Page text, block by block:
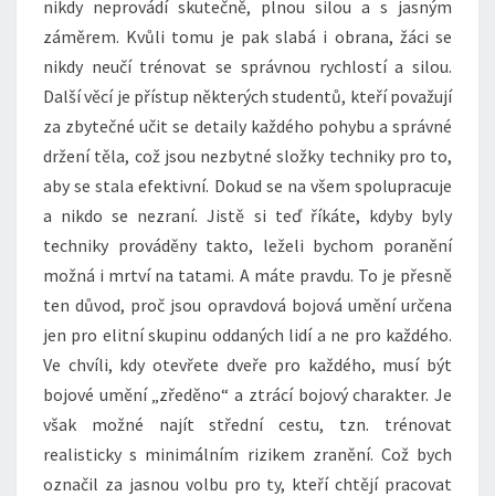
nikdy neprovádí skutečně, plnou silou a s jasným
záměrem. Kvůli tomu je pak slabá i obrana, žáci se
nikdy neučí trénovat se správnou rychlostí a silou.
Další věcí je přístup některých studentů, kteří považují
za zbytečné učit se detaily každého pohybu a správné
držení těla, což jsou nezbytné složky techniky pro to,
aby se stala efektivní. Dokud se na všem spolupracuje
a nikdo se nezraní. Jistě si teď říkáte, kdyby byly
techniky prováděny takto, leželi bychom poranění
možná i mrtví na tatami. A máte pravdu. To je přesně
ten důvod, proč jsou opravdová bojová umění určena
jen pro elitní skupinu oddaných lidí a ne pro každého.
Ve chvíli, kdy otevřete dveře pro každého, musí být
bojové umění „zředěno“ a ztrácí bojový charakter. Je
však možné najít střední cestu, tzn. trénovat
realisticky s minimálním rizikem zranění. Což bych
označil za jasnou volbu pro ty, kteří chtějí pracovat